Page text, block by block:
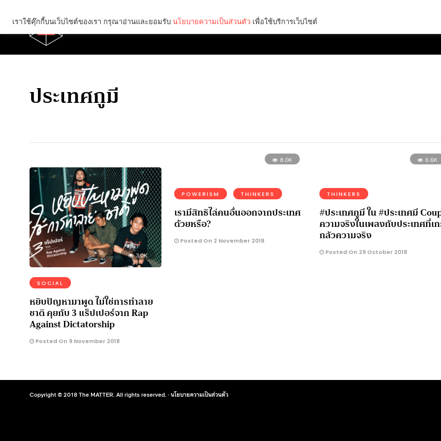
ประเทศกูมี
3.0K
SOCIAL
หยิบปัญหามาพูด ไม่ใช่การทำลาย
ชาติ คุยกับ 3 แร็ปเปอร์จาก Rap
Against Dictatorship
Posted On 9 November 2018
8.0K
POWERISM THINKERS
เรามีสิทธิไล่คนอื่นออกจากประเทศ
ด้วยหรือ?
Posted On 2 November 2018
6.6K
THINKERS
#ประเทศกูมี ใน #ประเทศมี
ความจริงในเพลงกับประเทศที่เ
กลัวความจริง
Posted On 29 October 2018
Copyright © 2018 The MATTER. All rights reserved. ·นโยบายความเป็นส่วนตัว
เราใช้คุ๊กกี้บนเว็บไซต์ของเรา กรุณาอ่านและยอมรับ นโยบายความเป็นส่วนตัว เพื่อใช้บริการเว็บไซต์